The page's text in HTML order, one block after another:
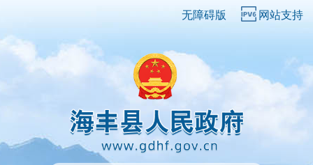
无障碍版 网站支持